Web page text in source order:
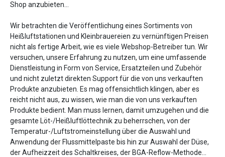
Shop anzubieten...
Wir betrachten die Veröffentlichung eines Sortiments von
Heißluftstationen und Kleinbrauereien zu vernünftigen Preisen
nicht als fertige Arbeit, wie es viele Webshop-Betreiber tun. Wir
versuchen, unsere Erfahrung zu nutzen, um eine umfassende
Dienstleistung in Form von Service, Ersatzteilen und Zubehör
und nicht zuletzt direkten Support für die von uns verkauften
Produkte anzubieten. Es mag offensichtlich klingen, aber es
reicht nicht aus, zu wissen, wie man die von uns verkauften
Produkte bedient. Man muss lernen, damit umzugehen und die
gesamte Löt-/Heißluftlöttechnik zu beherrschen, von der
Temperatur-/Luftstromeinstellung über die Auswahl und
Anwendung der Flussmittelpaste bis hin zur Auswahl der Düse,
der Aufheizzeit des Schaltkreises, der BGA-Reflow-Methode...